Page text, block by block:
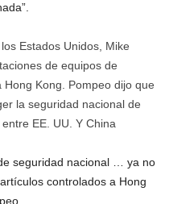
Estados Unidos, Mike
de equipos de
Kong. Pompeo dijo que
la seguridad nacional de
EE. UU. Y China
seguridad nacional … ya no
controlados a Hong